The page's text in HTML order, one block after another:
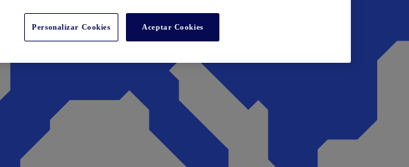
Personalizar Cookies Aceptar Cookies